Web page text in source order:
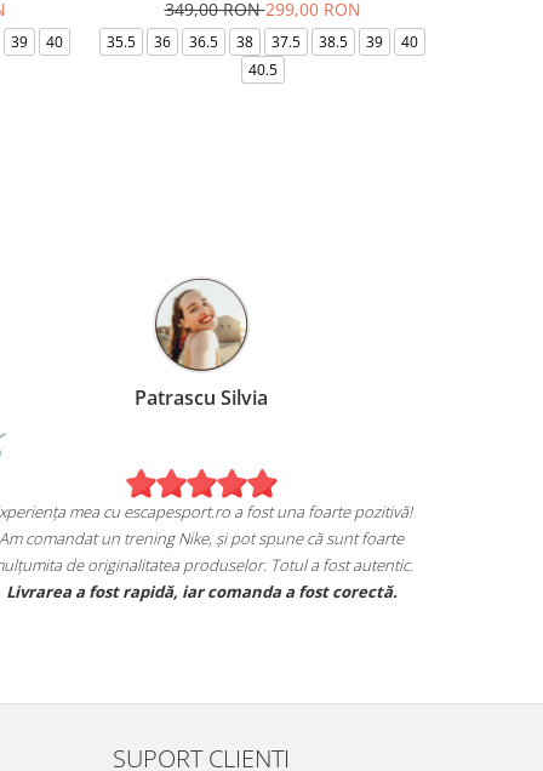
39 40
349,00 RON299,00 RON
35.5 36 36.5 38 37.5 38.5 39
40
40.5
Birzoi Miruna
mulțumita de achiziția mea de pe
escapesport.ro!
de sneakers Jordan și sunt extrem
cu modul in care mi se potrivesc.
Experiența mea cu
Am comandat un
mulțumita de
Livrarea a fost
SUPORT CLIENTI